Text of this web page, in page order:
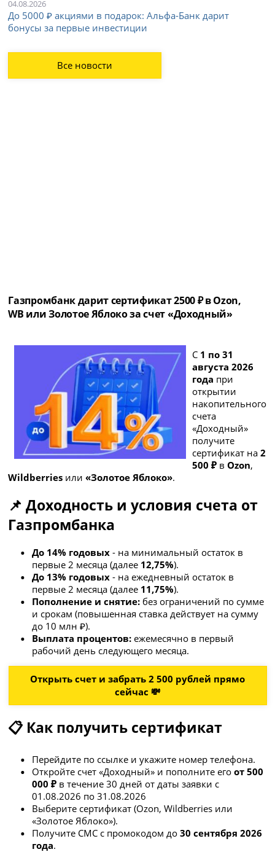
04.08.2026
До 5000 ₽ акциями в подарок: Альфа-Банк дарит
бонусы за первые инвестиции
Все новости
Газпромбанк дарит сертификат 2500 ₽ в Ozon,
WB или Золотое Яблоко за счет «Доходный»
С 1 по 31
августа 2026
года при
открытии
накопительного
счета
«Доходный»
получите
сертификат на2
500 ₽ вOzon,
Wildberries или«Золотое Яблоко».
📌 Доходность и условия счета от
Газпромбанка
До 14% годовых- на минимальный остаток в
первые 2 месяца (далее 12,75%).
До 13% годовых- на ежедневный остаток в
первые 2 месяца (далее 11,75%).
Пополнение и снятие:без ограничений по сумме
и срокам (повышенная ставка действует на сумму
до 10 млн ₽).
Выплата процентов:ежемесячно в первый
рабочий день следующего месяца.
Открыть счет и забрать 2 500 рублей прямо
сейчас 💸
📋 Как получить сертификат
Перейдите по ссылке и укажите номер телефона.
Откройте счет «Доходный» и пополните его от 500
000 ₽в течение 30 дней от даты заявки с
01.08.2026 по 31.08.2026
Выберите сертификат (Ozon, Wildberries или
«Золотое Яблоко»).
Получите СМС с промокодом до 30 сентября 2026
года.